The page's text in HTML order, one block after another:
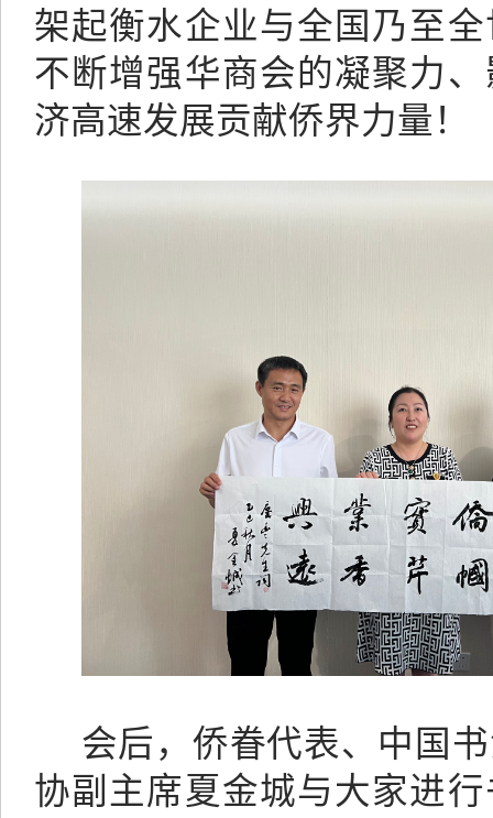
架起衡水企业与全国乃至
不断增强华商会的凝聚力
济高速发展贡献侨界力量！
会后，侨眷代表、中国
协副主席夏金城与大家进